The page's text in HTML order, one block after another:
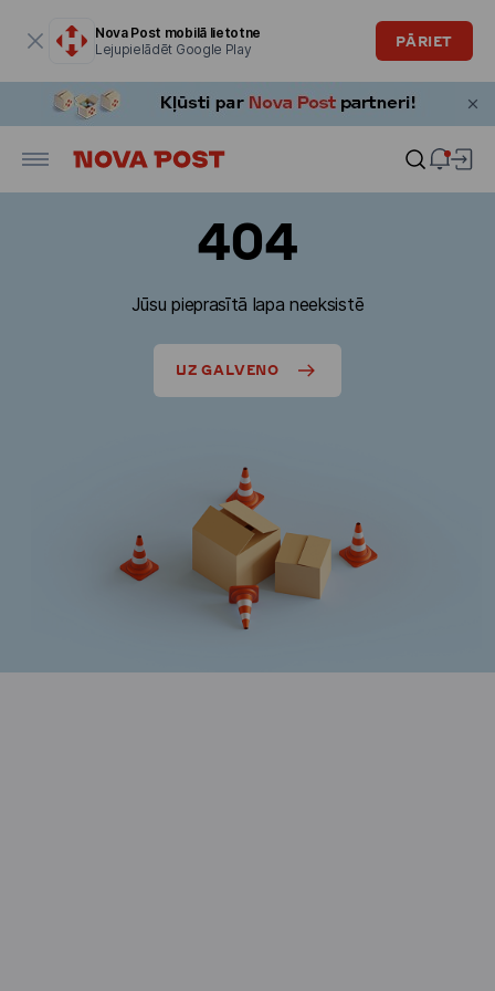
Nova Post mobilā lietotne
Lejupielādēt Google Play
PĀRIET
404
Jūsu pieprasītā lapa neeksistē
UZ GALVENO